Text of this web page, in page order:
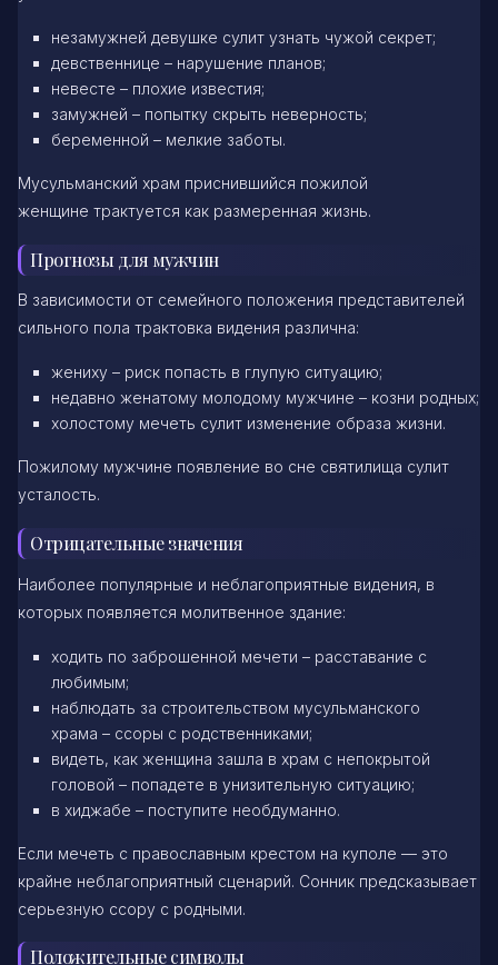
незамужней девушке сулит узнать чужой секрет;
девственнице – нарушение планов;
невесте – плохие известия;
замужней – попытку скрыть неверность;
беременной – мелкие заботы.
Мусульманский храм приснившийся пожилой
женщине трактуется как размеренная жизнь.
Прогнозы для мужчин
В зависимости от семейного положения представителей
сильного пола трактовка видения различна:
жениху – риск попасть в глупую ситуацию;
недавно женатому молодому мужчине – козни родных;
холостому мечеть сулит изменение образа жизни.
Пожилому мужчине появление во сне святилища сулит
усталость.
Отрицательные значения
Наиболее популярные и неблагоприятные видения, в
которых появляется молитвенное здание:
ходить по заброшенной мечети – расставание с
любимым;
наблюдать за строительством мусульманского
храма – ссоры с родственниками;
видеть, как женщина зашла в храм с непокрытой
головой – попадете в унизительную ситуацию;
в хиджабе – поступите необдуманно.
Если мечеть с православным крестом на куполе — это
крайне неблагоприятный сценарий. Сонник предсказывает
серьезную ссору с родными.
Положительные символы